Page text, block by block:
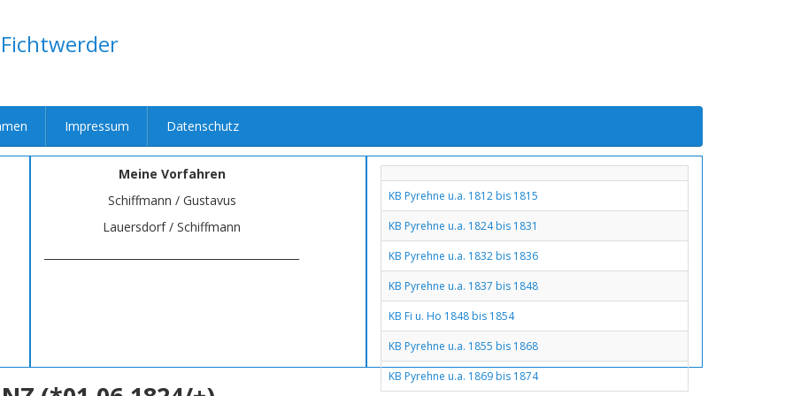
Impressum Datenschutz
Meine Vorfahren
Schiffmann / Gustavus
Lauersdorf / Schiffmann
KB Pyrehne u.a. 1812 bis 1815
KB Pyrehne u.a. 1824 bis 1831
KB Pyrehne u.a. 1832 bis 1836
KB Pyrehne u.a. 1837 bis 1848
KB Fi u. Ho 1848 bis 1854
KB Pyrehne u.a. 1855 bis 1868
KB Pyrehne u.a. 1869 bis 1874